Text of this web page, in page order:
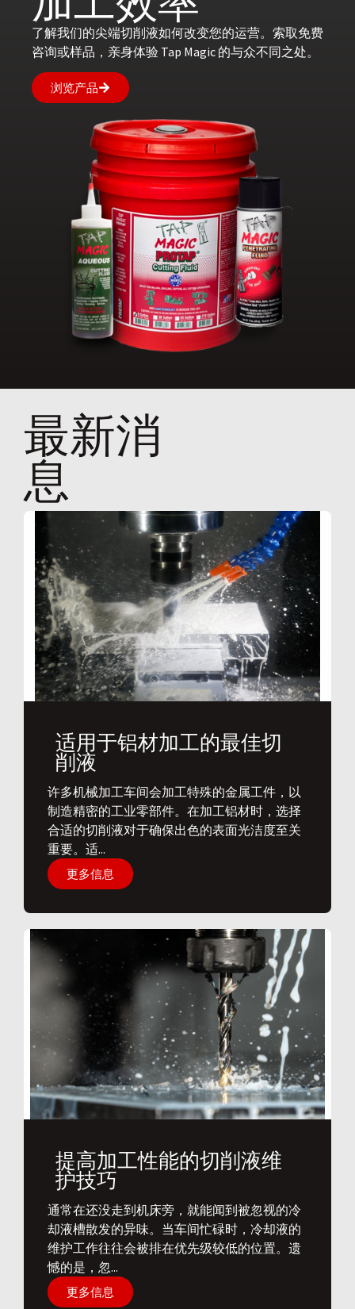
了解我们的尖端切削液如何改变您的运营。索取免费
咨询或样品，亲身体验 Tap Magic 的与众不同之处。
浏览产品
最新消
息
适用于铝材加工的最佳切
削液
​许多机械加工车间会加工特殊的金属工件，以
制造精密的工业零部件。在加工铝材时，选择
合适的切削液对于确保出色的表面光洁度至关
重要。适...
更多信息
提高加工性能的切削液维
护技巧
通常在还没走到机床旁，就能闻到被忽视的冷
却液槽散发的异味。当车间忙碌时，冷却液的
维护工作往往会被排在优先级较低的位置。遗
憾的是，忽...
更多信息